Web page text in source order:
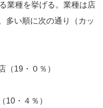
業種を挙げる。業種は店
多い順に次の通り（カッ
19・０％）
・４％）